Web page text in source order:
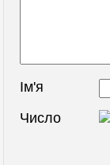
Ім'я
Число